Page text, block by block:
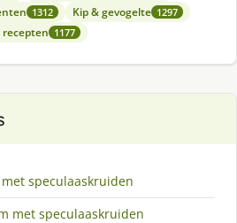
1312 Kip & gevogelte 1297
recepten 1177
speculaaskruiden
met speculaaskruiden